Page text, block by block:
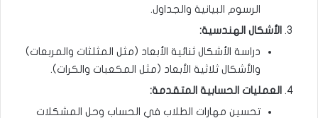
الرسوم البيانية والجداول.
الأشكال الهندسية:
دراسة الأشكال ثنائية الأبعاد (مثل المثلثات والمربعات)
والأشكال ثلاثية الأبعاد (مثل المكعبات والكرات).
العمليات الحسابية المتقدمة:
تحسين مهارات الطلاب في الحساب وحل المشكلات